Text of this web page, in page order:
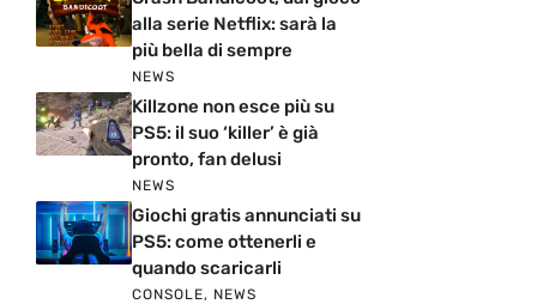
alla serie Netflix: sarà la
più bella di sempre
NEWS
Killzone non esce più su
PS5: il suo ‘killer’ è già
pronto, fan delusi
NEWS
Giochi gratis annunciati su
PS5: come ottenerli e
quando scaricarli
CONSOLE, NEWS